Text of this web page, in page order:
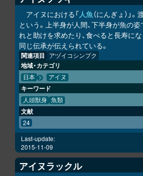
アイヌにおける「人魚（にんぎょ）」
という。上半身が人間、下半身が魚の
れと助けを求めたり、食べると長寿に
同じ伝承が伝えられている。
関連項目 アヅイコシンプク
地域・カテゴリ
日本 アイヌ
キーワード
人頭獣身 魚類
文献
24
Last-update:
2015-11-09
アイヌラックル